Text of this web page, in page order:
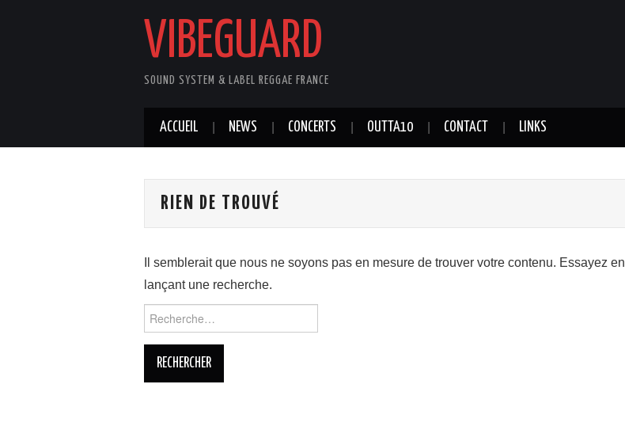
VIBEGUARD
SOUND SYSTEM & LABEL REGGAE FRANCE
ACCUEIL NEWS CONCERTS OUTTA10 CONTACT LINKS
RIEN DE TROUVÉ
Il semblerait que nous ne soyons pas en mesure de trouver votre contenu. Essayez en
lançant une recherche.